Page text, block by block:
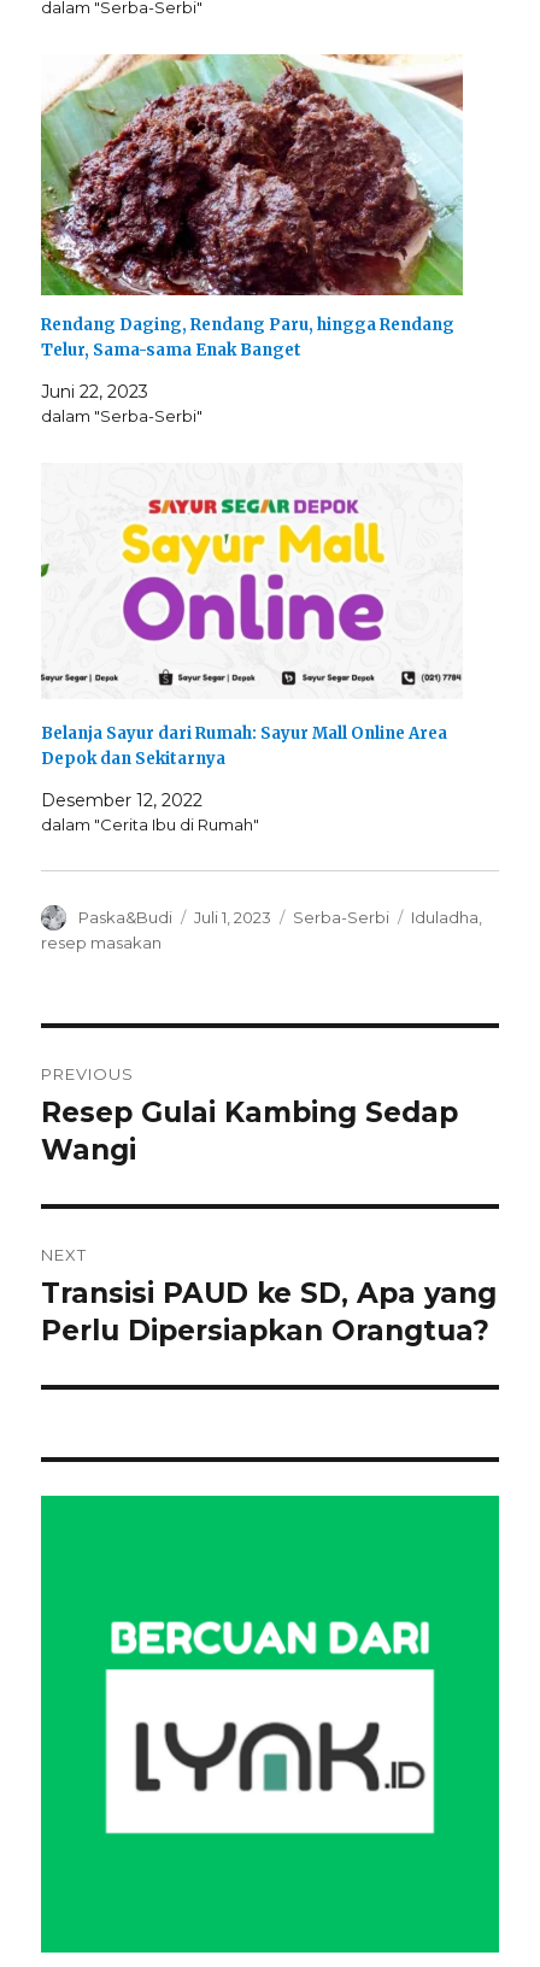
dalam "Serba-Serbi"
Rendang Daging, Rendang Paru, hingga Rendang
Telur, Sama-sama Enak Banget
Juni 22, 2023
dalam "Serba-Serbi"
Belanja Sayur dari Rumah: Sayur Mall Online Area
Depok dan Sekitarnya
Desember 12, 2022
dalam "Cerita Ibu di Rumah"
Author
Paska&Budi
Posted
Juli 1, 2023 Categories
Serba-Serbi Tags
Iduladha
resep masakan
pos
PREVIOUS
Previous
post:
Resep Gulai Kambing Sedap
Wangi
NEXT
Next
post:
Transisi PAUD ke SD, Apa yang
Perlu Dipersiapkan Orangtua?